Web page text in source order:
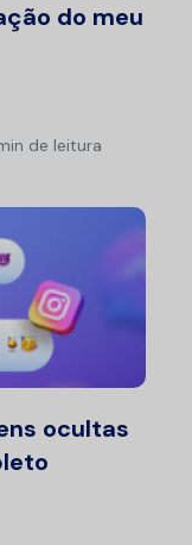
do meu
de leitura
ocultas